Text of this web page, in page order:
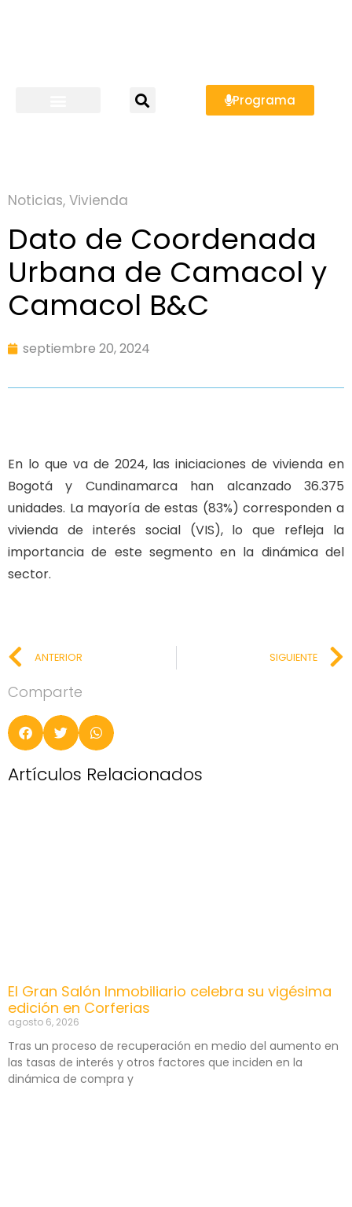
Programa
Noticias, Vivienda
Dato de Coordenada
Urbana de Camacol y
Camacol B&C
septiembre 20, 2024
En lo que va de 2024, las iniciaciones de vivienda en
Bogotá y Cundinamarca han alcanzado 36.375
unidades. La mayoría de estas (83%) corresponden a
vivienda de interés social (VIS), lo que refleja la
importancia de este segmento en la dinámica del
sector.
ANTERIOR SIGUIENTE
Comparte
Artículos Relacionados
El Gran Salón Inmobiliario celebra su vigésima
edición en Corferias
agosto 6, 2026
Tras un proceso de recuperación en medio del aumento en
las tasas de interés y otros factores que inciden en la
dinámica de compra y